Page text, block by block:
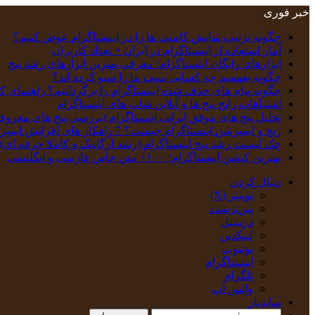
خبر فوری
چگونه ترتیب نمایش کامنت‌ ها را در اینستاگرام عوض کنیم؟
آمار استفاده از اینستاگرام در ایران + تعداد کاربران
ابزارهای رایگان اینستاگرام؛ معرفی بهترین ابزارهای رشد پیج
چگونه بفهمیم چه کسانی پست ما را سیو کرده اند؟
چگونه پیام‌ های حذف‌ شده اینستاگرام را برگردانیم؟ راهنمای
اشتباهات رایج پیج ها و آنلاین شاپ های اینستاگرام
تحلیل پیج‌ های موفق ایرانی اینستاگرام (بررسی پیج های
ریچ و ایمپرشن اینستاگرام چیست؟ 7 راهکار های افزایش ایمپرشن
چک‌ لیست رشد پیج اینستاگرام (رشد ارگانیک و کاملا حرفه ای)
بهترین کپشن‌ اینستاگرام؛ ۱۰۰+ متن خاص فارسی و انگلیسی
دنبال کردن
توییتر (X)
‫پین‌ترست
دریبببل
لینکدین
یوتیوب
اینستاگرام
تلگرام
واتس آپ
سایدبار